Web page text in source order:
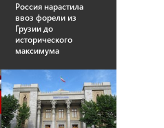
Россия нарастила
ввоз форели из
Грузии до
исторического
максимума